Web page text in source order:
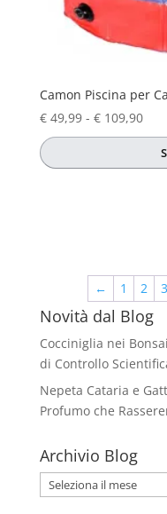
Camon Piscina per
€49,99 - €109,90
di
possono
essere
scelte
nella
pagina
← 1 2 3
Novità dal Blog
Cocciniglia nei
di Controllo
Nepeta Cataria e
Profumo che
Archivio Blog
Archivio
Blog